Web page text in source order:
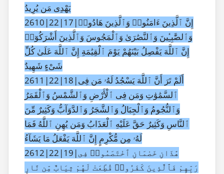
يَهْدِى مَن يُرِيدُ
2610|22|17|إِنَّ ٱلَّذِينَ ءَامَنُوا۟ وَٱلَّذِينَ هَادُوا۟
وَٱلصَّٰبِـِٔينَ وَٱلنَّصَٰرَىٰ وَٱلْمَجُوسَ وَٱلَّذِينَ أَشْرَكُوٓا۟
إِنَّ ٱللَّهَ يَفْصِلُ بَيْنَهُمْ يَوْمَ ٱلْقِيَٰمَةِ إِنَّ ٱللَّهَ عَلَىٰ كُلِّ
شَىْءٍ شَهِيدٌ
2611|22|18|أَلَمْ تَرَ أَنَّ ٱللَّهَ يَسْجُدُ لَهُۥ مَن فِى
ٱلسَّمَٰوَٰتِ وَمَن فِى ٱلْأَرْضِ وَٱلشَّمْسُ وَٱلْقَمَرُ
وَٱلنُّجُومُ وَٱلْجِبَالُ وَٱلشَّجَرُ وَٱلدَّوَآبُّ وَكَثِيرٌ مِّنَ
ٱلنَّاسِ وَكَثِيرٌ حَقَّ عَلَيْهِ ٱلْعَذَابُ وَمَن يُهِنِ ٱللَّهُ فَمَا
لَهُۥ مِن مُّكْرِمٍ إِنَّ ٱللَّهَ يَفْعَلُ مَا يَشَآءُ
2612|22|19|هَٰذَانِ خَصْمَانِ ٱخْتَصَمُوا۟ فِى
رَبِّهِمْ فَٱلَّذِينَ كَفَرُوا۟ قُطِّعَتْ لَهُمْ ثِيَابٌ مِّن نَّارٍ